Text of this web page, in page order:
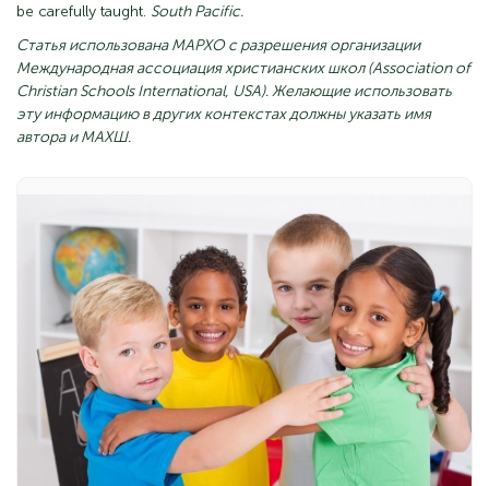
be carefully taught. South Pacific.
Статья использована МАРХО с разрешения организации
Международная ассоциация христианских школ (Association of
Christian Schools International, USA). Желающие использовать
эту информацию в других контекстах должны указать имя
автора и МАХШ.